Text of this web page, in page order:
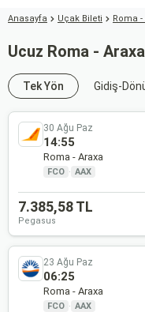
Anasayfa Uçak Bileti Roma -
Ucuz Roma -
Tek Yön Gidiş-
30 Ağu Paz
14:55
Roma - Araxa
FCO · AAX
7.385,58 TL
Pegasus
23 Ağu Paz
06:25
Roma - Araxa
FCO · AAX